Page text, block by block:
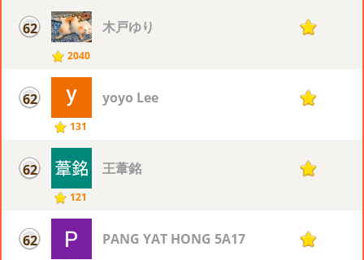
62
2040
木戸ゆり 12
62
131
yoyo Lee 12
62
121
王葦銘 12
62 PANG YAT HONG 5A17 12